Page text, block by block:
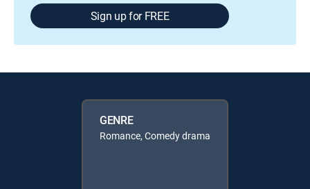
Sign up for FREE
GENRE
Romance, Comedy drama